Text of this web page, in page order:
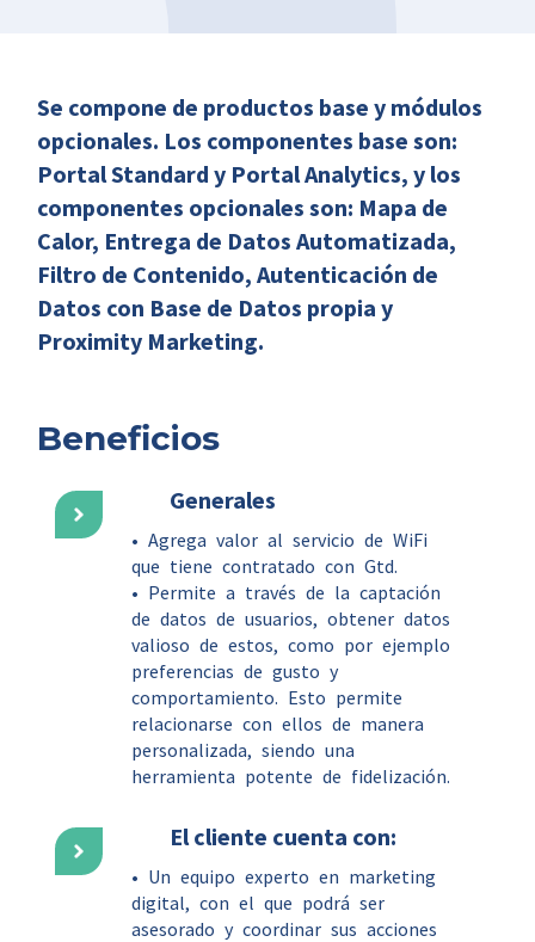
Se compone de productos base y módulos
opcionales. Los componentes base son:
Portal Standard y Portal Analytics, y los
componentes opcionales son: Mapa de
Calor, Entrega de Datos Automatizada,
Filtro de Contenido, Autenticación de
Datos con Base de Datos propia y
Proximity Marketing.
Beneficios
Generales
• Agrega valor al servicio de WiFi
que tiene contratado con Gtd.
• Permite a través de la captación
de datos de usuarios, obtener datos
valioso de estos, como por ejemplo
preferencias de gusto y
comportamiento. Esto permite
relacionarse con ellos de manera
personalizada, siendo una
herramienta potente de fidelización.
El cliente cuenta con:
• Un equipo experto en marketing
digital, con el que podrá ser
asesorado y coordinar sus acciones